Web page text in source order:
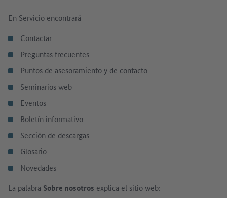
En Servicio encontrará
Contactar
Preguntas frecuentes
Puntos de asesoramiento y de contacto
Seminarios web
Eventos
Boletín informativo
Sección de descargas
Glosario
Novedades
La palabra Sobre nosotros explica el sitio web: